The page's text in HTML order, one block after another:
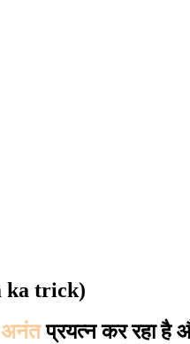
ka trick)
अनंतप्रयत्न कर रहा है